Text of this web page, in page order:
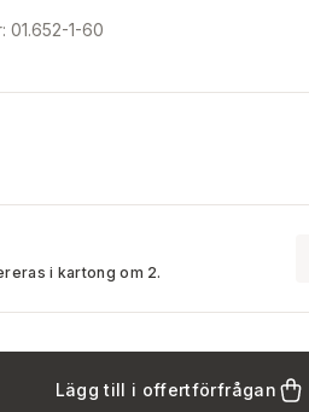
:01.652-1-60
i kartong om 2.
Lägg till i offertförfrågan